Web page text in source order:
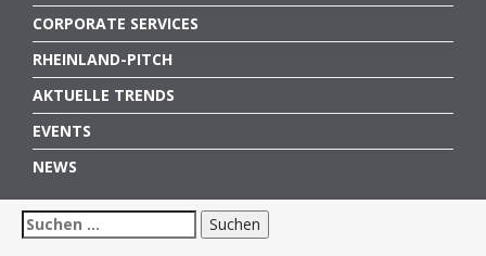
CORPORATE SERVICES
RHEINLAND-PITCH
AKTUELLE TRENDS
EVENTS
NEWS
Suchen
nach: